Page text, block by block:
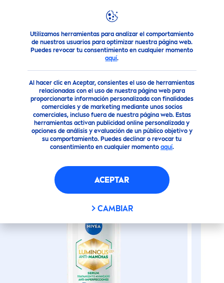
Utilizamos herramientas para analizar el comportamiento
de nuestros usuarios para optimizar nuestra página web.
Puedes revocar tu consentimiento en cualquier momento
aquí.
Al hacer clic en Aceptar, consientes el uso de herramientas
relacionadas con el uso de nuestra página web para
proporcionarte información personalizada con finalidades
comerciales y de marketing mediante unos socios
comerciales, incluso fuera de nuestra página web. Estas
herramientas activan publicidad online personalizada y
opciones de análisis y evaluación de un público objetivo y
su comportamiento. Puedes declinar o revocar tu
consentimiento en cualquier momento aquí.
ACEPTAR
CAMBIAR
Nuestros Productos Cuidado Facial Cuidado facial
(856)
LUMINOUS630® SERUM ANTI
IMPERFECCIONES